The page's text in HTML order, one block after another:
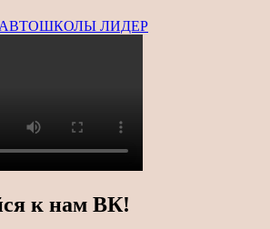
к нам ВК!